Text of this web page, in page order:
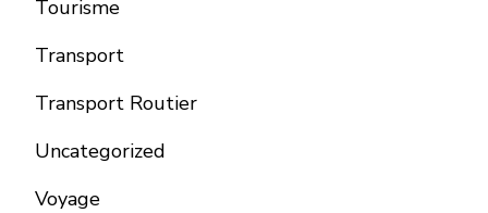
Tourisme
Transport
Transport Routier
Uncategorized
Voyage